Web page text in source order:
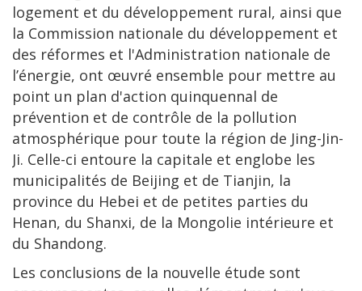
logement et du développement rural, ainsi que
la Commission nationale du développement et
des réformes et l'Administration nationale de
l’énergie, ont œuvré ensemble pour mettre au
point un plan d'action quinquennal de
prévention et de contrôle de la pollution
atmosphérique pour toute la région de Jing-Jin-
Ji. Celle-ci entoure la capitale et englobe les
municipalités de Beijing et de Tianjin, la
province du Hebei et de petites parties du
Henan, du Shanxi, de la Mongolie intérieure et
du Shandong.
Les conclusions de la nouvelle étude sont